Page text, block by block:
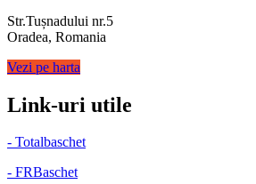
Str.Tușnadului nr.5
Oradea, Romania
Vezi pe harta
Link-uri utile
- Totalbaschet
- FRBaschet